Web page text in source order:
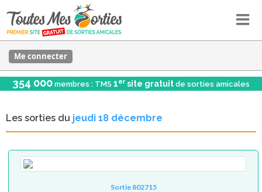
Me connecter
354 000 membres : TMS 1er site gratuit de sorties amicales
Les sorties du jeudi 18 décembre
Sortie 802715